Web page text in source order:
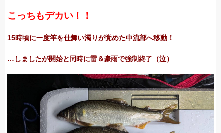
こっちもデカい！！
15時頃に一度竿を仕舞い濁りが覚めた中流部へ移動！
…しましたが開始と同時に雷＆豪雨で強制終了（泣）